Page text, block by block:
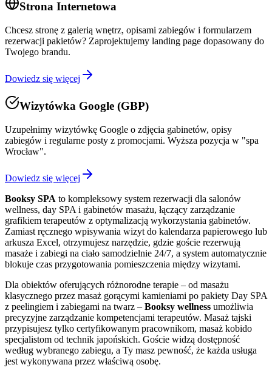
Strona Internetowa
Chcesz stronę z galerią wnętrz, opisami zabiegów i formularzem
rezerwacji pakietów? Zaprojektujemy landing page dopasowany do
Twojego brandu.
Dowiedz się więcej
Wizytówka Google (GBP)
Uzupełnimy wizytówkę Google o zdjęcia gabinetów, opisy
zabiegów i regularne posty z promocjami. Wyższa pozycja w "spa
Wrocław".
Dowiedz się więcej
Booksy SPA to kompleksowy system rezerwacji dla salonów
wellness, day SPA i gabinetów masażu, łączący zarządzanie
grafikiem terapeutów z optymalizacją wykorzystania gabinetów.
Zamiast ręcznego wpisywania wizyt do kalendarza papierowego lub
arkusza Excel, otrzymujesz narzędzie, gdzie goście rezerwują
masaże i zabiegi na ciało samodzielnie 24/7, a system automatycznie
blokuje czas przygotowania pomieszczenia między wizytami.
Dla obiektów oferujących różnorodne terapie – od masażu
klasycznego przez masaż gorącymi kamieniami po pakiety Day SPA
z peelingiem i zabiegami na twarz – Booksy wellness umożliwia
precyzyjne zarządzanie kompetencjami terapeutów. Masaż tajski
przypisujesz tylko certyfikowanym pracownikom, masaż kobido
specjalistom od technik japońskich. Goście widzą dostępność
według wybranego zabiegu, a Ty masz pewność, że każda usługa
jest wykonywana przez właściwą osobę.